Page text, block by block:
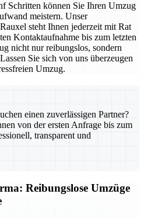
Schritten können Sie Ihren Umzug
meistern. Unser
steht Ihnen jederzeit mit Rat
Kontaktaufnahme bis zum letzten
nicht nur reibungslos, sondern
Sie sich von uns überzeugen
Umzug.
einen zuverlässigen Partner?
von der ersten Anfrage bis zum
transparent und
Reibungslose Umzüge